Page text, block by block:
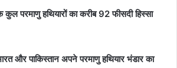
कुल परमाणु हथियारों का करीब 92 फीसदी हिस्सा
और पाकिस्तान अपने परमाणु हथियार भंडार का